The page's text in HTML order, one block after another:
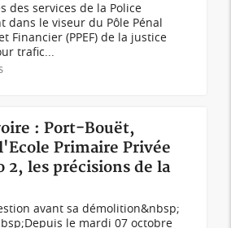
des services de la Police
dans le viseur du Pôle Pénal
Financier (PPEF) de la justice
trafic...
: Port-Bouët,
Primaire Privée
2, les précisions de la
avant sa démolition&nbsp;
le mardi 07 octobre